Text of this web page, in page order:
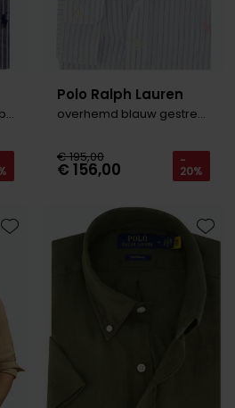
Custom Fit overhemd d.blauw linnen
Polo Ralph Lauren
overhemd blauw gestreept
€ 195,00
€ 156,00 -
20%
Toevoegen aan favorieten